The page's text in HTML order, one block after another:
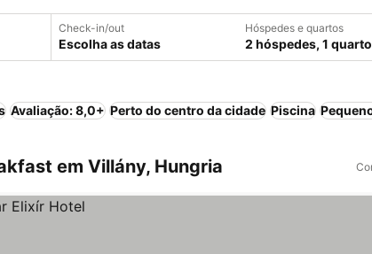
Check-in/out
Escolha as datas
Hóspedes e quartos
2 hóspedes, 1
Avaliação: 8,0+ Perto do centro da cidade Piscina
em Villány, Hungria